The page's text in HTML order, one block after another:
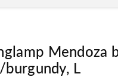
Mendoza
L